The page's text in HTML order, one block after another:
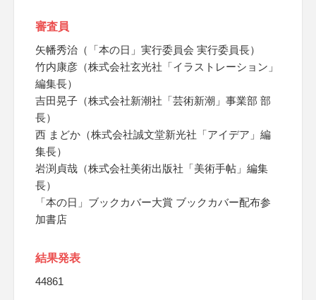
審査員
矢幡秀治（「本の日」実行委員会 実行委員長）
竹内康彦（株式会社玄光社「イラストレーション」
編集長）
吉田晃子（株式会社新潮社「芸術新潮」事業部 部
長）
西 まどか（株式会社誠文堂新光社「アイデア」編
集長）
岩渕貞哉（株式会社美術出版社「美術手帖」編集
長）
「本の日」ブックカバー大賞 ブックカバー配布参
加書店
結果発表
44861